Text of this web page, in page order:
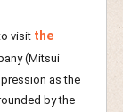
visit the
(Mitsui
as the
by the